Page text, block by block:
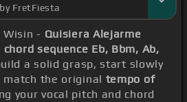
FretFiesta
- Quisiera Alejarme
chord sequence Eb, Bbm, Ab,
a solid grasp, start slowly
match the original tempo of
your vocal pitch and chord